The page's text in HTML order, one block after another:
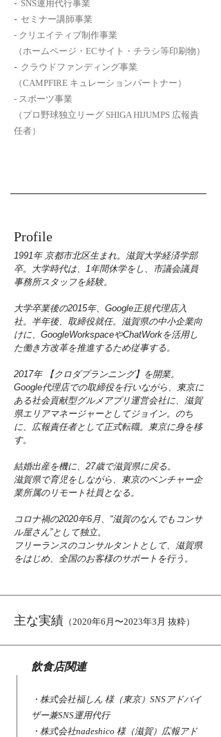
- SNS運用代行事業
- セミナー講師事業
- クリエイティブ制作事業
​（ホームページ・ECサイト・チラシ等印刷物）
- クラウドファンディング事業
（CAMPFIRE キュレーションパートナー）
- スポーツ事業
（プロ野球独立リーグ SHIGA HIJUMPS 広報責
任者）
Profile
1991年 京都市北区生まれ。滋賀大学経済学部
卒。大学時代は、1年間休学をし、市議会議員
事務所スタッフを経験。
大学卒業後の2015年、Google正規代理店入
社。半年後、取締役就任。滋賀県の中小企業向
けに、GoogleWorkspaceやChatWorkを活用し
た働き方改革を推進するため従事する。
2017年 【クロダプランニング】を開業。
Google代理店での取締役を行いながら、東京に
ある社会貢献型グルメアプリ運営会社に、滋賀
県エリアマネージャーとしてジョイン。のち
に、広報責任者として正式転職。東京に身を移
す。
結婚出産を機に、27歳で滋賀県に戻る。
滋賀県で育児をしながら、東京のベンチャー企
業所属のリモート社員となる。
コロナ禍の2020年6月、“滋賀のなんでもコンサ
ル屋さん”として独立。
​フリーランスのコンサルタントとして、滋賀県
をはじめ、全国のお客様のサポートを行う。
主な実績 （2020年6月〜2023年3月 抜粋）
飲食店関連
・株式会社福しん 様（東京）SNSアドバイ
ザー兼SNS運用代行
・株式会社nadeshico 様（滋賀）広報アド